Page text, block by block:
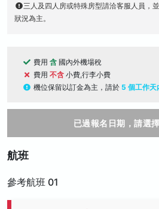
三人及四人房或特殊房型請洽客服人員，
狀況為主。
費用 含 國內外機場稅
費用 不含 小費,行李小費
機位保留以訂金為主，請於 5 個工作天
已過報名日期，請選
航班
參考航班 01